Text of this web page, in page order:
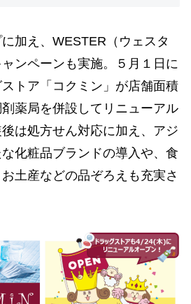
加え、WESTER（ウェスタ
ンペーンも実施。５月１日に
トア「コクミン」が店舗面積
薬局を併設してリニューアル
は処方せん対応に加え、アジ
化粧品ブランドの導入や、食
土産などの品ぞろえも充実さ